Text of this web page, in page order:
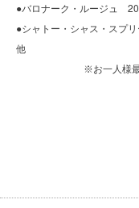
●バロナーク・ルージュ
●シャトー・シャス・スプ
他
※お一人様最